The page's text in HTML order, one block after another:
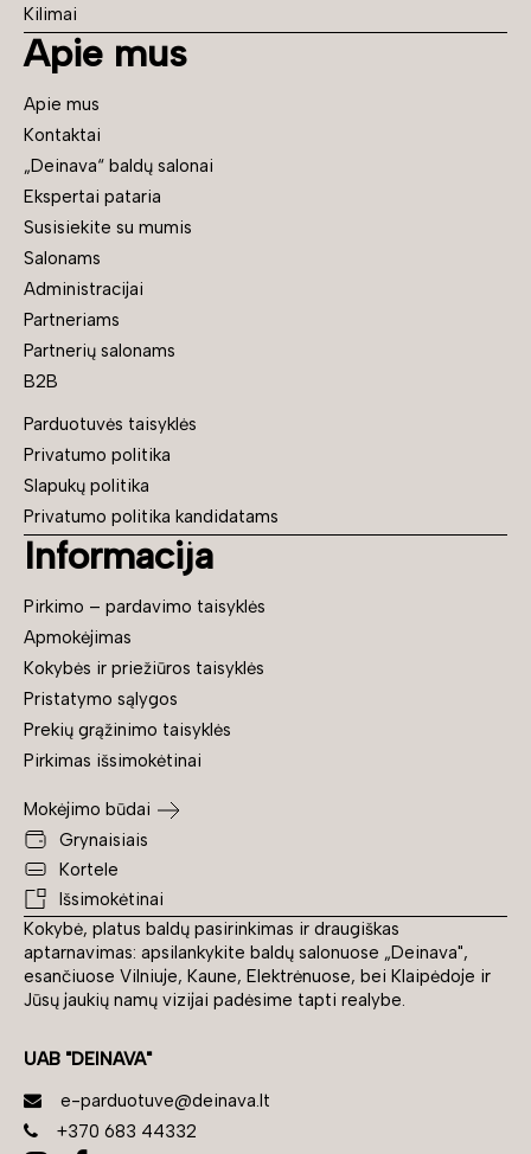
Kokybė, platus baldų pasirinkimas ir draugiškas
aptarnavimas: apsilankykite baldų salonuose „Deinava",
esančiuose Vilniuje, Kaune, Elektrėnuose, bei Klaipėdoje ir
Jūsų jaukių namų vizijai padėsime tapti realybe.
UAB "DEINAVA"
e-parduotuve@deinava.lt
+370 683 44332
Kilimai
Apie mus
Apie mus
Kontaktai
„Deinava“ baldų salonai
Ekspertai pataria
Susisiekite su mumis
Salonams
Administracijai
Partneriams
Partnerių salonams
B2B
Parduotuvės taisyklės
Privatumo politika
Slapukų politika
Privatumo politika kandidatams
Informacija
Pirkimo – pardavimo taisyklės
Apmokėjimas
Kokybės ir priežiūros taisyklės
Pristatymo sąlygos
Prekių grąžinimo taisyklės
Pirkimas išsimokėtinai
Mokėjimo būdai
Grynaisiais
Kortele
Išsimokėtinai